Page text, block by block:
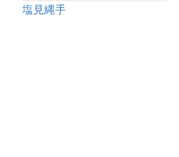
塩見縄手